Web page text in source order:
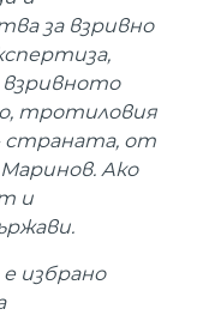
за взривно
тротиловия
страната, от
Ако
и
избрано